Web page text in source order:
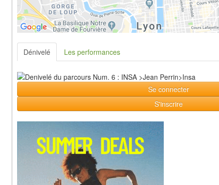
Dénivelé Les performances
Se connecter
S'inscrire